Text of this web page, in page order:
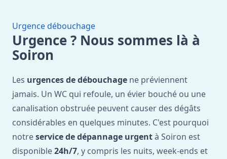
Urgence débouchage
Urgence ? Nous sommes là à
Soiron
Les urgences de débouchage ne préviennent
jamais. Un WC qui refoule, un évier bouché ou une
canalisation obstruée peuvent causer des dégâts
considérables en quelques minutes. C'est pourquoi
notreservice de dépannage urgentà Soiron est
disponible24h/7, y compris les nuits, week-ends et